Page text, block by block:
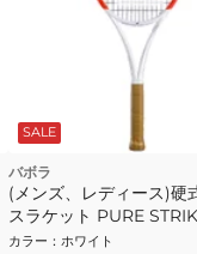
SALE
バボラ
(メンズ、レディース)硬
スラケット PURE
101531
カラー ： ホワイト